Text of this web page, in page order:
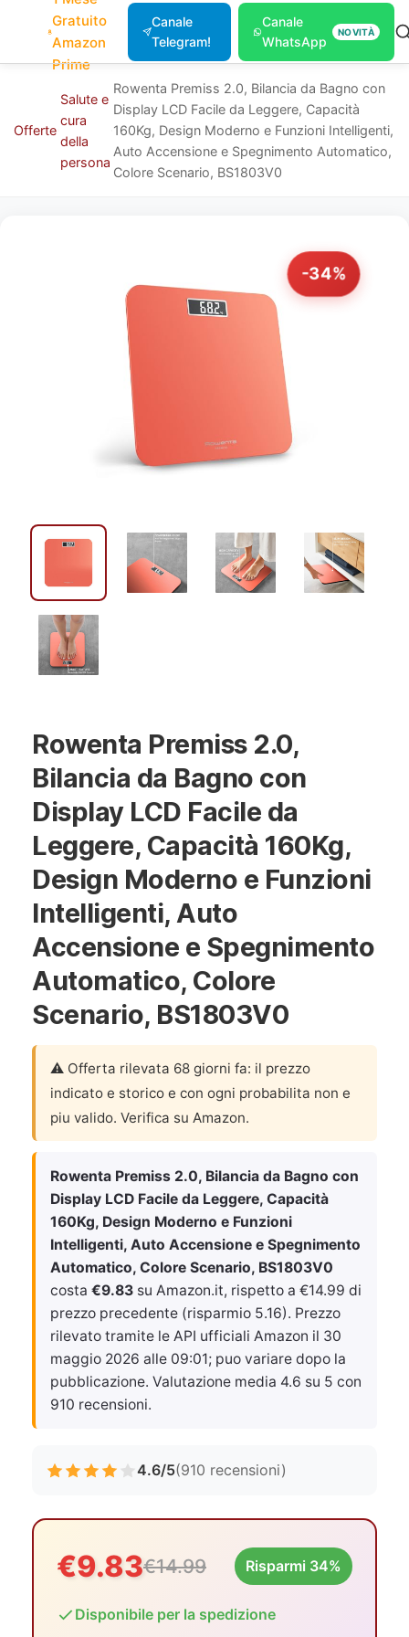
Gratuito
Amazon
Prime
Canale
Telegram!
Canale
WhatsApp
NOVITÀ
Offerte
Salute e
cura
della
persona
Rowenta Premiss 2.0, Bilancia da Bagno con
Display LCD Facile da Leggere, Capacità
160Kg, Design Moderno e Funzioni Intelligenti,
Auto Accensione e Spegnimento Automatico,
Colore Scenario, BS1803V0
-34%
Rowenta Premiss 2.0,
Bilancia da Bagno con
Display LCD Facile da
Leggere, Capacità 160Kg,
Design Moderno e Funzioni
Intelligenti, Auto
Accensione e Spegnimento
Automatico, Colore
Scenario, BS1803V0
⚠️ Offerta rilevata 68 giorni fa: il prezzo
indicato e storico e con ogni probabilita non e
piu valido. Verifica su Amazon.
Rowenta Premiss 2.0, Bilancia da Bagno con
Display LCD Facile da Leggere, Capacità
160Kg, Design Moderno e Funzioni
Intelligenti, Auto Accensione e Spegnimento
Automatico, Colore Scenario, BS1803V0
costa €9.83 su Amazon.it, rispetto a €14.99 di
prezzo precedente (risparmio 5.16). Prezzo
rilevato tramite le API ufficiali Amazon il 30
maggio 2026 alle 09:01; puo variare dopo la
pubblicazione. Valutazione media 4.6 su 5 con
910 recensioni.
4.6/5(910 recensioni)
€9.83€14.99 Risparmi 34%
Disponibile per la spedizione